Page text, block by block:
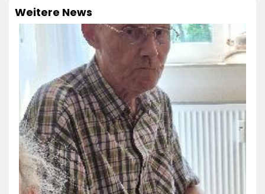
Weitere News